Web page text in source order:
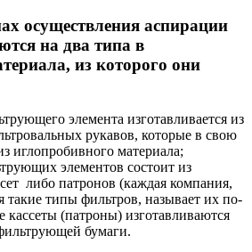
осуществления аспирации
на два типа в
из которого они
элемента изготавливается из
рукавов, которые в свою
иглопробивного материала;
элементов состоит из
либо патронов (каждая компания,
такие типы фильтров, называет их по-
(патроны) изготавливаются
бумаги.